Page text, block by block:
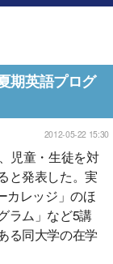
期英語プログ
2012-05-22 15:30
児童・生徒を対
と発表した。実
カレッジ」のほ
ラム」など5講
る同大学の在学